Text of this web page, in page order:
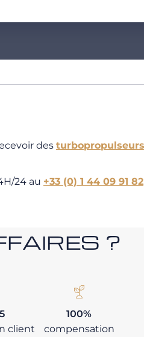
des turbopropulseurs
24 au +33 (0) 1 44 09 91 82
?
client
100%
compensation